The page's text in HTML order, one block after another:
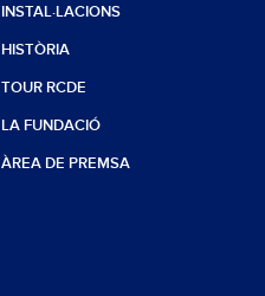
INSTAL·LACIONS
HISTÒRIA
TOUR RCDE
LA FUNDACIÓ
ÀREA DE PREMSA